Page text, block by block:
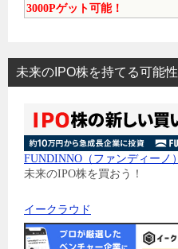
3000Pゲット可能！
未来のIPO株を持てる可能性
FUNDINNO（ファンディーノ）
未来のIPO株を買おう！
イークラウド